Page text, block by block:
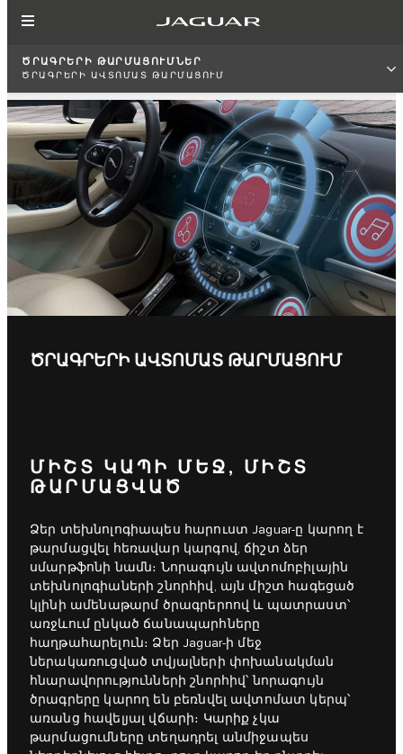
ԾՐԱԳՐԵՐԻ ԹԱՐՄԱՑՈՒՄՆԵՐ
ԾՐԱԳՐԵՐԻ ԱՎՏՈՄԱՏ ԹԱՐՄԱՑՈՒՄ
ԾՐԱԳՐԵՐԻ ԱՎՏՈՄԱՏ ԹԱՐՄԱՑՈՒՄ
ՄԻՇՏ ԿԱՊԻ ՄԵՋ, ՄԻՇՏ
ԹԱՐՄԱՑՎԱԾ
Ձեր տեխնոլոգիապես հարուստ Jaguar-ը կարող է
թարմացվել հեռավար կարգով, ճիշտ ձեր
սմարթֆոնի նամն։ Նորագույն ավտոմոբիլային
տեխնոլոգիաների շնորհիվ, այն միշտ հագեցած
կլինի ամենաթարմ ծրագրերոով և պատրաստ՝
առջևում ընկած ճանապարհները
հաղթահարելուն։ Ձեր Jaguar-ի մեջ
ներակառուցված տվյալների փոխանակման
հնարավորությունների շնորհիվ՝ նորագույն
ծրագրերը կարող են բեռնվել ավտոմատ կերպ՝
առանց հավելյալ վճարի։ Կարիք չկա
թարմացումները տեղադրել անմիջապես